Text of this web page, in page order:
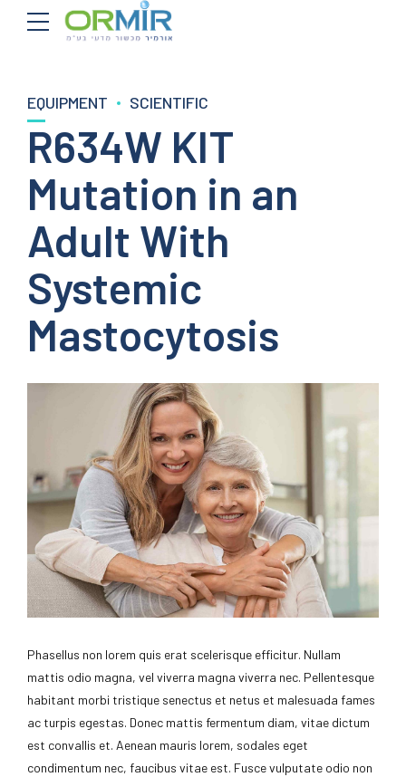
EQUIPMENT SCIENTIFIC
R634W KIT
Mutation in an
Adult With
Systemic
Mastocytosis
Phasellus non lorem quis erat scelerisque efficitur. Nullam
mattis odio magna, vel viverra magna viverra nec. Pellentesque
habitant morbi tristique senectus et netus et malesuada fames
ac turpis egestas. Donec mattis fermentum diam, vitae dictum
est convallis et. Aenean mauris lorem, sodales eget
condimentum nec, faucibus vitae est. Fusce vulputate odio non